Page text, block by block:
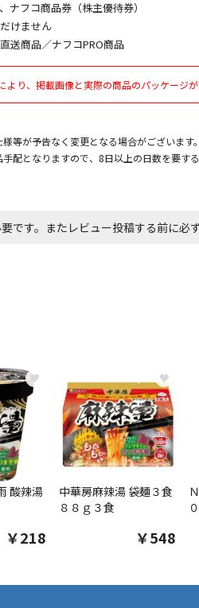
ナフコ商品券（株主優待券）
けません
送商品／ナフコPRO商品
り、掲載画像と実際の商品のパッケージが
等が予告なく変更となる場合がございます。
配となりますので、8日以上の日数を要する
です。またレビュー投稿する前に必
♥
酸辣湯
￥218
♥
中華房麻辣湯 袋麺３食
８８ｇ３食
￥548